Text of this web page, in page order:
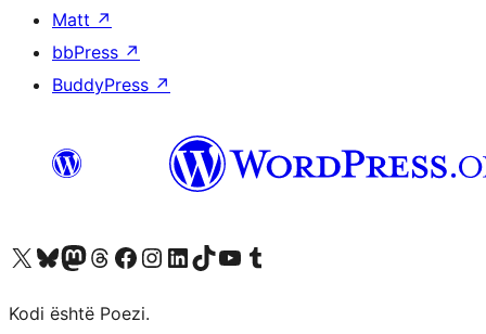
Matt ↗
bbPress ↗
BuddyPress ↗
Vizitoni llogarinë tonë X (ish Twitter)
Vizitoni llogarinë tonë Bluesky
Vizitoni llogarinë tonë Mastodon
Vizitoni llogarinë tonë Threads
Vizitoni faqen tonë në Facebook
Vizitoni llogarinë tonë Instagram
Vizitoni llogarinë tonë LinkedIn
Vizitoni llogarinë tonë TikTok
Vizitoni kanalin tonë YouTube
Vizitoni llogarinë tonë Tumblr
Kodi është Poezi.